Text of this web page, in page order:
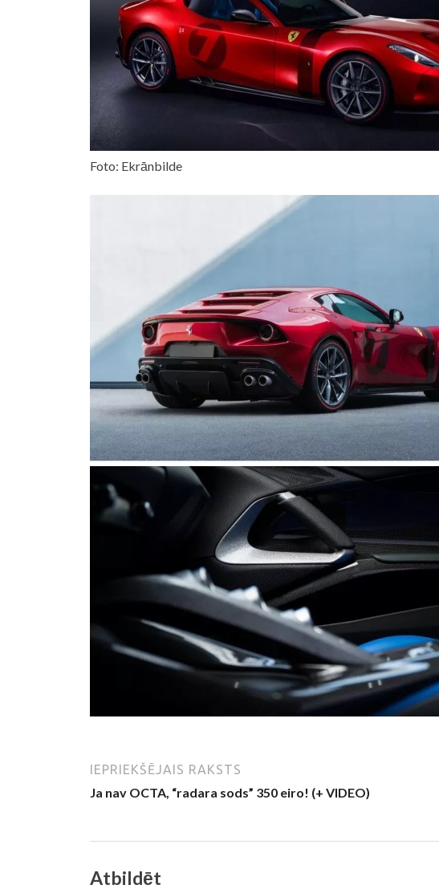
Foto: Ekrānbilde
IEPRIEKŠĒJAIS RAKSTS
Ja nav OCTA, “radara sods” 350 eiro! (+ VIDEO)
Atbildēt